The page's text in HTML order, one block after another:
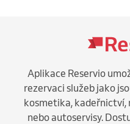
Aplikace Reservio
rezervaci služeb jako
kosmetika, kadeřnictví,
nebo autoservisy.